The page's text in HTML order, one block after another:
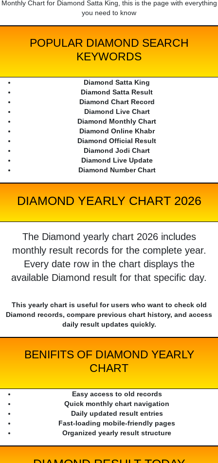
Monthly Chart for Diamond Satta King, this is the page with everything
you need to know
POPULAR DIAMOND SEARCH
KEYWORDS
Diamond Satta King
Diamond Satta Result
Diamond Chart Record
Diamond Live Chart
Diamond Monthly Chart
Diamond Online Khabr
Diamond Official Result
Diamond Jodi Chart
Diamond Live Update
Diamond Number Chart
DIAMOND YEARLY CHART 2026
The Diamond yearly chart 2026 includes
monthly result records for the complete year.
Every date row in the chart displays the
available Diamond result for that specific day.
This yearly chart is useful for users who want to check old
Diamond records, compare previous chart history, and access
daily result updates quickly.
BENIFITS OF DIAMOND YEARLY
CHART
Easy access to old records
Quick monthly chart navigation
Daily updated result entries
Fast-loading mobile-friendly pages
Organized yearly result structure